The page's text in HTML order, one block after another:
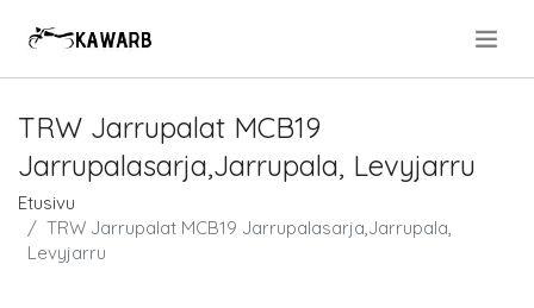
TRW Jarrupalat MCB19
Jarrupalasarja,Jarrupala, Levyjarru
Etusivu
TRW Jarrupalat MCB19 Jarrupalasarja,Jarrupala,
Levyjarru